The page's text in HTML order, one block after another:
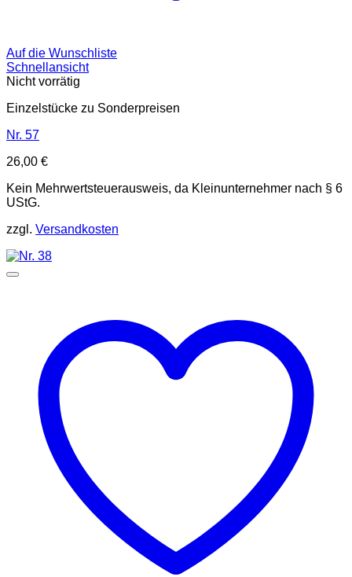
Auf die Wunschliste
Schnellansicht
Nicht vorrätig
Einzelstücke zu Sonderpreisen
Nr. 57
26,00 €
Kein Mehrwertsteuerausweis, da Kleinunternehmer nach § 6
UStG.
zzgl. Versandkosten